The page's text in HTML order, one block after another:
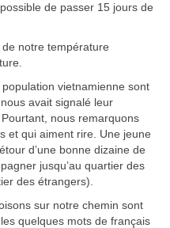
de passer 15 jours de
notre température
vietnamienne sont
avait signalé leur
nous remarquons
et qui aiment rire. Une jeune
d’une bonne dizaine de
jusqu’au quartier des
des étrangers).
sur notre chemin sont
quelques mots de français